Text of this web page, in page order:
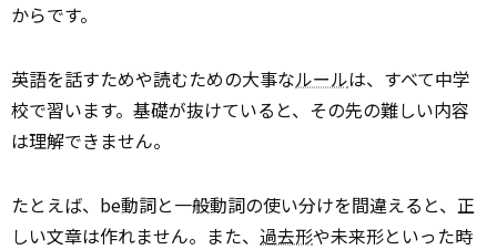
からです。
英語を話すためや読むための大事なルールは、すべて中学
校で習います。基礎が抜けていると、その先の難しい内容
は理解できません。
たとえば、be動詞と一般動詞の使い分けを間違えると、正
しい文章は作れません。また、 過去形や未来形といった時